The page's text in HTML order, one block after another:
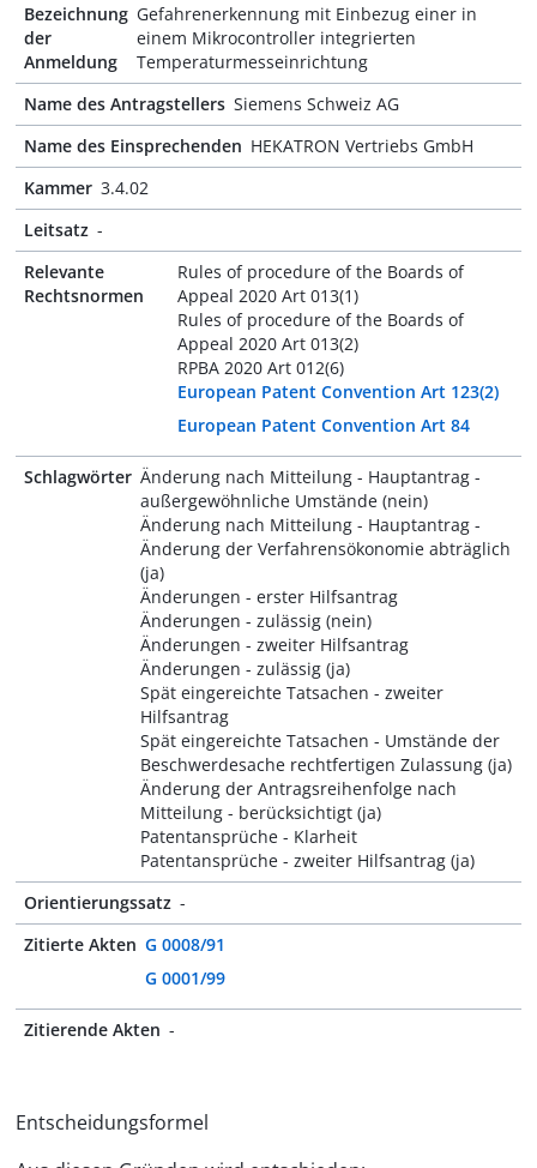
Bezeichnung
der
Anmeldung
Gefahrenerkennung mit Einbezug einer in
einem Mikrocontroller integrierten
Temperaturmesseinrichtung
Name des Antragstellers Siemens Schweiz AG
Name des Einsprechenden HEKATRON Vertriebs GmbH
Kammer 3.4.02
Leitsatz -
Relevante
Rechtsnormen
Rules of procedure of the Boards of
Appeal 2020 Art 013(1)
Rules of procedure of the Boards of
Appeal 2020 Art 013(2)
RPBA 2020 Art 012(6)
European Patent Convention Art 123(2)
European Patent Convention Art 84
Schlagwörter Änderung nach Mitteilung - Hauptantrag -
außergewöhnliche Umstände (nein)
Änderung nach Mitteilung - Hauptantrag -
Änderung der Verfahrensökonomie abträglich
(ja)
Änderungen - erster Hilfsantrag
Änderungen - zulässig (nein)
Änderungen - zweiter Hilfsantrag
Änderungen - zulässig (ja)
Spät eingereichte Tatsachen - zweiter
Hilfsantrag
Spät eingereichte Tatsachen - Umstände der
Beschwerdesache rechtfertigen Zulassung (ja)
Änderung der Antragsreihenfolge nach
Mitteilung - berücksichtigt (ja)
Patentansprüche - Klarheit
Patentansprüche - zweiter Hilfsantrag (ja)
Orientierungssatz -
Zitierte Akten G 0008/91
G 0001/99
Zitierende Akten -
Entscheidungsformel